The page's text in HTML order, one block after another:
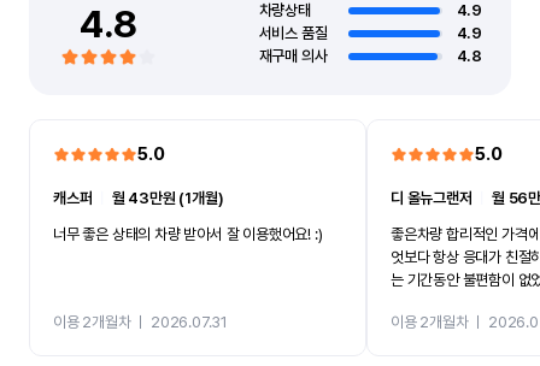
4.8 차량상태
4.9
서비스 품질
4.9
재구매 의사
4.8
5.0
캐스퍼
월 43만원 (1개월)
너무 좋은 상태의 차량 받아서 잘 이용했어요! :)
이용 2개월차ㅣ 2026.07.31
5.0
디 올뉴그랜저 ㅣ월 56
좋은차량 합리적인 가격
엇보다 항상 응대가 친절
는 기간동안 불편함이 없
카 렌트 고민없이 강추합
이용 2개월차ㅣ